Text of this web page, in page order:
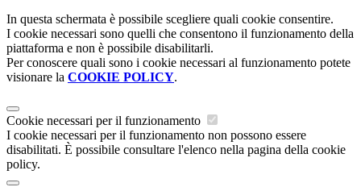
In questa schermata è possibile scegliere quali cookie consentire.
I cookie necessari sono quelli che consentono il funzionamento della
piattaforma e non è possibile disabilitarli.
Per conoscere quali sono i cookie necessari al funzionamento potete
visionare la COOKIE POLICY.
Cookie necessari per il funzionamento
I cookie necessari per il funzionamento non possono essere
disabilitati. È possibile consultare l'elenco nella pagina della cookie
policy.